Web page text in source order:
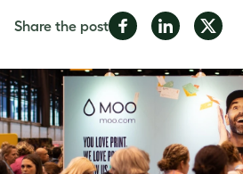
Share the postShare
Facebook
Share
LinkedIn
Share
Twitter